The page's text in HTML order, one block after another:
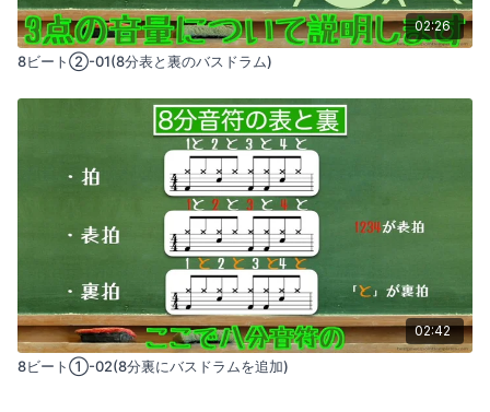
02:26
8ビート②-01(8分表と裏のバスドラム)
02:42
8ビート①-02(8分裏にバスドラムを追加)